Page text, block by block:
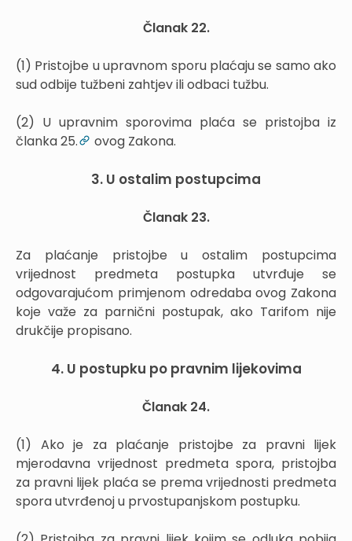
Članak 22.
(1) Pristojbe u upravnom sporu plaćaju se samo ako
sud odbije tužbeni zahtjev ili odbaci tužbu.
(2) U upravnim sporovima plaća se pristojba iz
članka 25.
ovog Zakona.
3. U ostalim postupcima
Članak 23.
Za plaćanje pristojbe u ostalim postupcima
vrijednost predmeta postupka utvrđuje se
odgovarajućom primjenom odredaba ovog Zakona
koje važe za parnični postupak, ako Tarifom nije
drukčije propisano.
4. U postupku po pravnim lijekovima
Članak 24.
(1) Ako je za plaćanje pristojbe za pravni lijek
mjerodavna vrijednost predmeta spora, pristojba
za pravni lijek plaća se prema vrijednosti predmeta
spora utvrđenoj u prvostupanjskom postupku.